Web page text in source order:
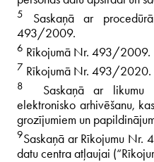
5
Saskaņā ar
493/2009.
6 Rīkojumā Nr. 493/2009.
7 Rīkojumā Nr. 493/2020.
8
Saskaņā ar
elektronisko arhivēšanu,
grozījumiem un
9Saskaņā ar Rīkojumu
datu centra atļaujai